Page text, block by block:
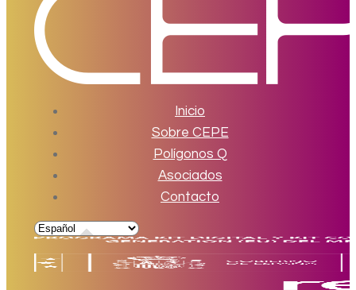
Inicio
Sobre CEPE
Polígonos Q
Asociados
Contacto